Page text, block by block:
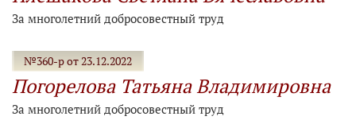
За многолетний добросовестный труд
№360-р от 23.12.2022
Погорелова Татьяна Владимировна
За многолетний добросовестный труд